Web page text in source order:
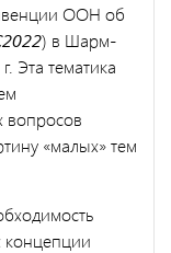
ООН об
) в Шарм-
Эта тематика
вопросов
«малых» тем
концепции